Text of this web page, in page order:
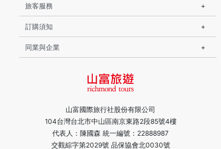
山富國際旅行社股份有限公司
104台灣台北市中山區南京東路2段85號4樓
代表人：陳國森 統一編號：22888987
交觀綜字第2029號 品保協會北0030號
旅客服務
訂購須知
同業與企業